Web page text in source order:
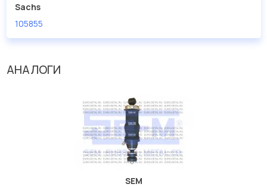
Sachs
105855
АНАЛОГИ
SEM